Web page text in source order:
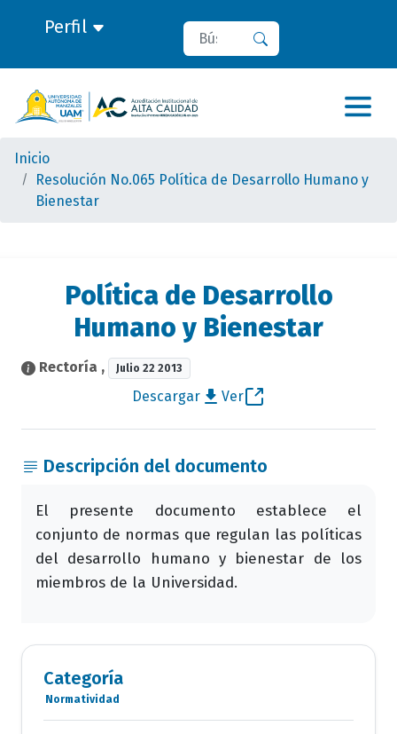
Perfil Buscar
Inicio
Resolución No.065 Política de Desarrollo Humano y
Bienestar
Política de Desarrollo
Humano y Bienestar
Rectoría , Julio 22 2013
Descargar Ver
Descripción del documento
El presente documento establece el
conjunto de normas que regulan las políticas
del desarrollo humano y bienestar de los
miembros de la Universidad.
Categoría
Categoria
Documentos
Normatividad